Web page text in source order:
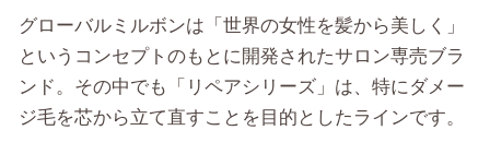
グローバルミルボンは「世界の女性を髪から美しく」
というコンセプトのもとに開発されたサロン専売ブラ
ンド。その中でも「リペアシリーズ」は、特にダメー
ジ毛を芯から立て直すことを目的としたラインです。